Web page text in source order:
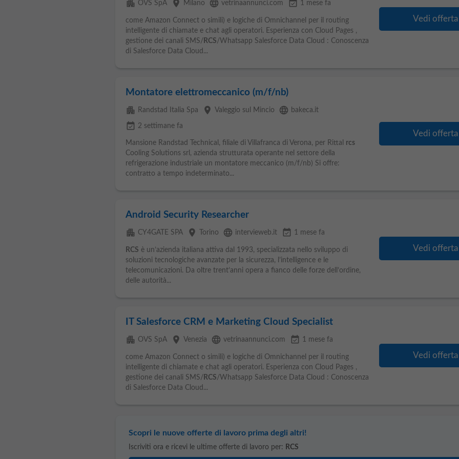
apartment OVS SpA place Milano language vetrinaannunci.com event_available 1 mese fa
come Amazon Connect o simili) e logiche di Omnichannel per il routing
intelligente di chiamate e chat agli operatori. Esperienza con Cloud Pages ,
gestione dei canali SMS/ RCS/Whatsapp Salesforce Data Cloud : Conoscenza
di Salesforce Data Cloud...
Vedi offerta
Montatore elettromeccanico (m/f/nb)
apartment Randstad Italia Spa place Valeggio sul Mincio language bakeca.it
event_available 2 settimane fa
Mansione Randstad Technical, filiale di Villafranca di Verona, per Rittal
rcs
Cooling Solutions srl, azienda strutturata operante nel settore della
refrigerazione industriale un montatore meccanico (m/f/nb) Si offre:
contratto a tempo indeterminato...
Vedi offerta
Android Security Researcher
apartment CY4GATE SPA place Torino language intervieweb.it event_available 1 mese fa
RCS è un’azienda italiana attiva dal 1993, specializzata nello sviluppo di
soluzioni tecnologiche avanzate per la sicurezza, l’intelligence e le
telecomunicazioni. Da oltre trent’anni opera a fianco delle forze dell’ordine,
delle autorità...
Vedi offerta
IT Salesforce CRM e Marketing Cloud Specialist
apartment OVS SpA place Venezia language vetrinaannunci.com event_available 1 mese fa
come Amazon Connect o simili) e logiche di Omnichannel per il routing
intelligente di chiamate e chat agli operatori. Esperienza con Cloud Pages ,
gestione dei canali SMS/ RCS/Whatsapp Salesforce Data Cloud : Conoscenza
di Salesforce Data Cloud...
Vedi offerta
Scopri le nuove offerte di lavoro prima degli altri!
Iscriviti ora e ricevi le ultime offerte di lavoro per: RCS